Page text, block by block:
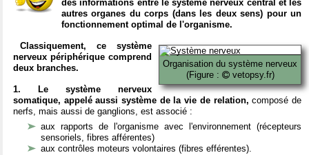
des informations entre le système nerveux central et les
autres organes du corps (dans les deux sens) pour un
fonctionnement optimal de l'organisme.
Organisation du système nerveux
(Figure :
vetopsy.fr)
Classiquement, ce système
nerveux périphérique comprend
deux branches.
1. Le système nerveux
somatique, appelé aussi système de la vie de relation, composé de
nerfs, mais aussi de ganglions, est associé :
aux rapports de l'organisme avec l'environnement (récepteurs
sensoriels, fibres afférentes)
aux contrôles moteurs volontaires (fibres efférentes).